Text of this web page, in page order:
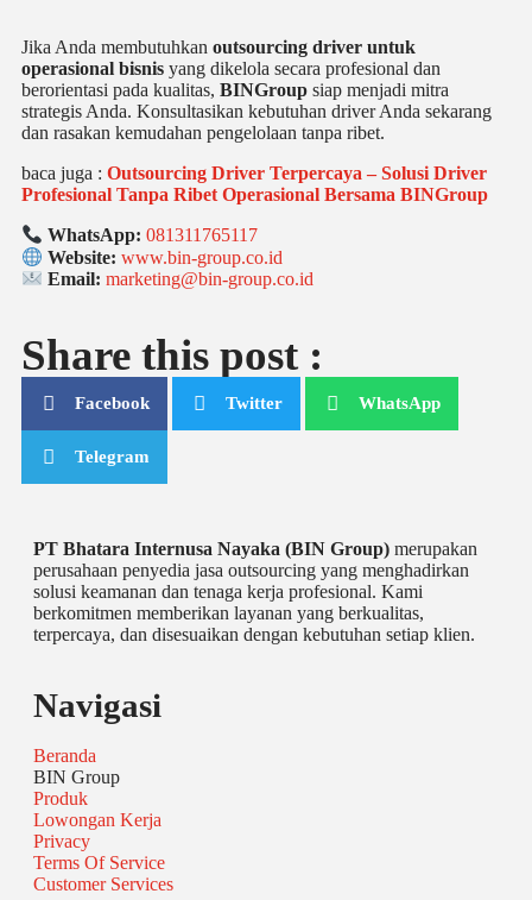
Jika Anda membutuhkan outsourcing driver untuk
operasional bisnis yang dikelola secara profesional dan
berorientasi pada kualitas, BINGroup siap menjadi mitra
strategis Anda. Konsultasikan kebutuhan driver Anda sekarang
dan rasakan kemudahan pengelolaan tanpa ribet.
baca juga : Outsourcing Driver Terpercaya – Solusi Driver
Profesional Tanpa Ribet Operasional Bersama BINGroup
WhatsApp: 081311765117
Website: www.bin-group.co.id
Email: marketing@bin-group.co.id
Share this post :
Facebook Twitter WhatsApp
Telegram
PT Bhatara Internusa Nayaka (BIN Group) merupakan
perusahaan penyedia jasa outsourcing yang menghadirkan
solusi keamanan dan tenaga kerja profesional. Kami
berkomitmen memberikan layanan yang berkualitas,
terpercaya, dan disesuaikan dengan kebutuhan setiap klien.
Navigasi
Beranda
BIN Group
Produk
Lowongan Kerja
Privacy
Terms Of Service
Customer Services